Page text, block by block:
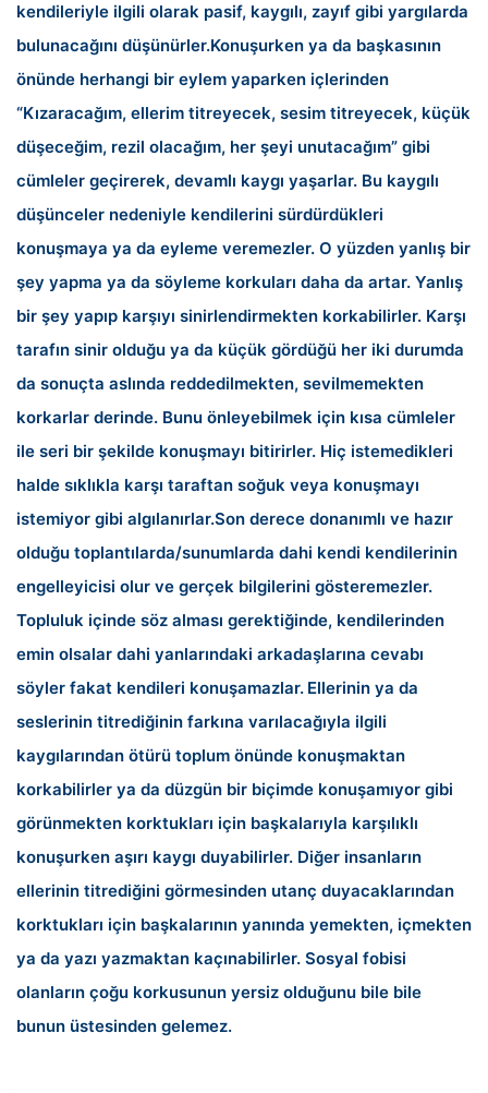
kendileriyle ilgili olarak pasif, kaygılı, zayıf gibi yargılarda
bulunacağını düşünürler.Konuşurken ya da başkasının
önünde herhangi bir eylem yaparken içlerinden
“Kızaracağım, ellerim titreyecek, sesim titreyecek, küçük
düşeceğim, rezil olacağım, her şeyi unutacağım” gibi
cümleler geçirerek, devamlı kaygı yaşarlar. Bu kaygılı
düşünceler nedeniyle kendilerini sürdürdükleri
konuşmaya ya da eyleme veremezler. O yüzden yanlış bir
şey yapma ya da söyleme korkuları daha da artar. Yanlış
bir şey yapıp karşıyı sinirlendirmekten korkabilirler. Karşı
tarafın sinir olduğu ya da küçük gördüğü her iki durumda
da sonuçta aslında reddedilmekten, sevilmemekten
korkarlar derinde. Bunu önleyebilmek için kısa cümleler
ile seri bir şekilde konuşmayı bitirirler. Hiç istemedikleri
halde sıklıkla karşı taraftan soğuk veya konuşmayı
istemiyor gibi algılanırlar.Son derece donanımlı ve hazır
olduğu toplantılarda/sunumlarda dahi kendi kendilerinin
engelleyicisi olur ve gerçek bilgilerini gösteremezler.
Topluluk içinde söz alması gerektiğinde, kendilerinden
emin olsalar dahi yanlarındaki arkadaşlarına cevabı
söyler fakat kendileri konuşamazlar. Ellerinin ya da
seslerinin titrediğinin farkına varılacağıyla ilgili
kaygılarından ötürü toplum önünde konuşmaktan
korkabilirler ya da düzgün bir biçimde konuşamıyor gibi
görünmekten korktukları için başkalarıyla karşılıklı
konuşurken aşırı kaygı duyabilirler. Diğer insanların
ellerinin titrediğini görmesinden utanç duyacaklarından
korktukları için başkalarının yanında yemekten, içmekten
ya da yazı yazmaktan kaçınabilirler. Sosyal fobisi
olanların çoğu korkusunun yersiz olduğunu bile bile
bunun üstesinden gelemez.